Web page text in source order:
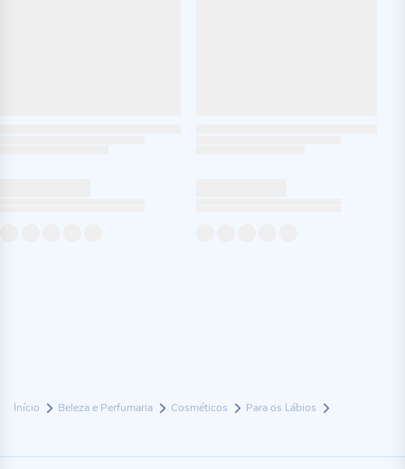
Início Beleza e Perfumaria Cosméticos Para os Lábios